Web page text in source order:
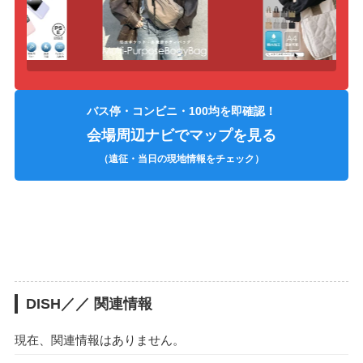
バス停・コンビニ・100均を即確認！
会場周辺ナビでマップを見る
（遠征・当日の現地情報をチェック）
DISH／／ 関連情報
現在、関連情報はありません。